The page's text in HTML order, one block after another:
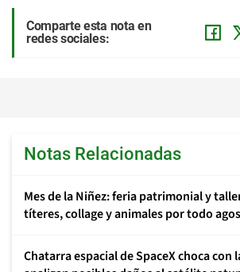
Comparte esta nota en
redes sociales:
Notas Relacionadas
Mes de la Niñez: feria patrimonial y
títeres, collage y animales por todo
Chatarra espacial de SpaceX choca con